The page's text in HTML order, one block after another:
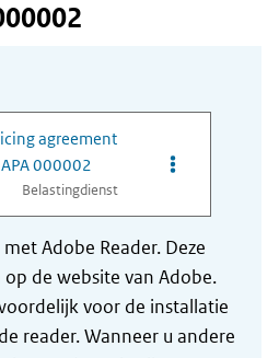
agreement
000002
Belastingdienst
Opties van
Adobe Reader. Deze
de website van Adobe.
voor de installatie
reader. Wanneer u andere